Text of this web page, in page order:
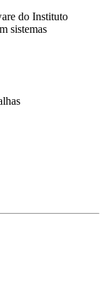
do Instituto
sistemas